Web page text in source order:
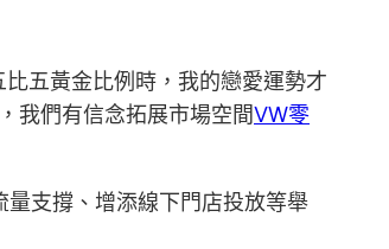
五黃金比例時，我的戀愛運勢才
我們有信念拓展市場空間VW零
支撐、增添線下門店投放等舉